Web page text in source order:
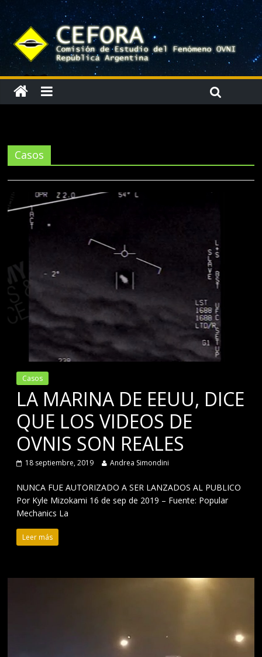
Casos
Casos
LA MARINA DE EEUU, DICE
QUE LOS VIDEOS DE
OVNIS SON REALES
18 septiembre, 2019 Andrea Simondini
NUNCA FUE AUTORIZADO A SER LANZADOS AL PUBLICO
Por Kyle Mizokami 16 de sep de 2019 – Fuente: Popular
Mechanics La
Leer más